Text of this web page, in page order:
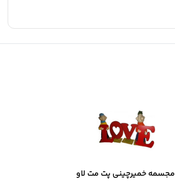
مجسمه خمیرچینی پت مت لاو